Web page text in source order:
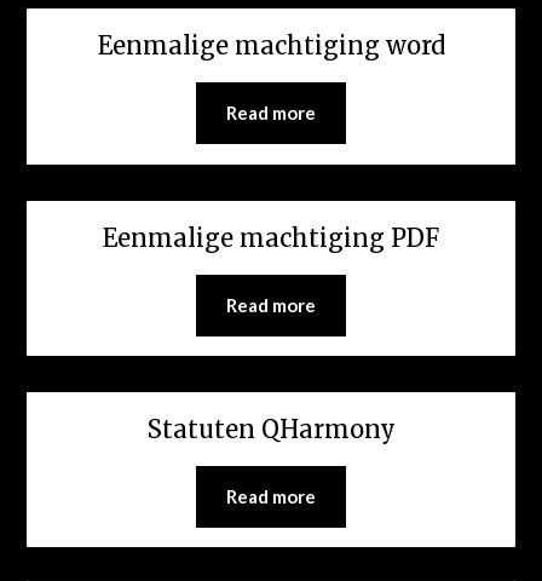
Eenmalige machtiging word
Read more
Eenmalige machtiging PDF
Read more
Statuten QHarmony
Read more